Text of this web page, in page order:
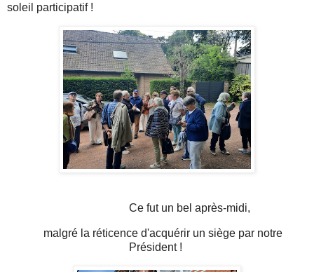
soleil participatif !
Ce fut un bel après-midi,
malgré la réticence d'acquérir un siège par notre
Président !